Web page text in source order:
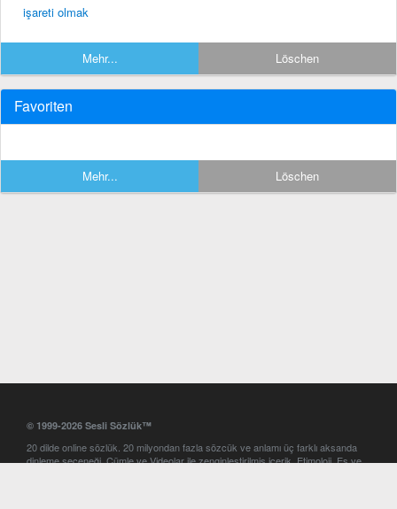
işareti olmak
Mehr... Löschen
Favoriten
Mehr... Löschen
© 1999-2026 Sesli Sözlük™
20 dilde online sözlük. 20 milyondan fazla sözcük ve anlamı üç farklı aksanda
dinleme seçeneği. Cümle ve Videolar ile zenginleştirilmiş içerik. Etimoloji, Eş ve